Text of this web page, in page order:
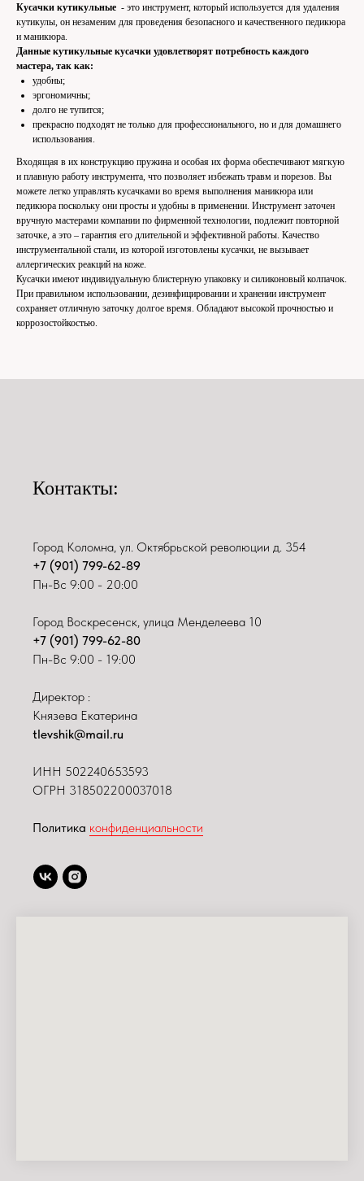
Кусачки кутикульные - это инструмент, который используется для удаления
кутикулы, он незаменим для проведения безопасного и качественного педикюра
и маникюра.
Данные кутикульные кусачки удовлетворят потребность каждого
мастера, так как:
удобны;
эргономичны;
долго не тупится;
прекрасно подходят не только для профессионального, но и для домашнего
использования.
Входящая в их конструкцию пружина и особая их форма обеспечивают мягкую
и плавную работу инструмента, что позволяет избежать травм и порезов. Вы
можете легко управлять кусачками во время выполнения маникюра или
педикюра поскольку они просты и удобны в применении. Инструмент заточен
вручную мастерами компании по фирменной технологии, подлежит повторной
заточке, а это – гарантия его длительной и эффективной работы. Качество
инструментальной стали, из которой изготовлены кусачки, не вызывает
аллергических реакций на коже.
Кусачки имеют индивидуальную блистерную упаковку и силиконовый колпачок.
При правильном использовании, дезинфицировании и хранении инструмент
сохраняет отличную заточку долгое время. Обладают высокой прочностью и
коррозостойкостью.
Контакты:
Город Коломна, ул. Октябрьской революции д. 354
+7 (901) 799-62-89
Пн-Вс 9:00 - 20:00
Город Воскресенск, улица Менделеева 10
+7 (901) 799-62-80
Пн-Вс 9:00 - 19:00
Директор :
Князева Екатерина
tlevshik@mail.ru
ИНН 502240653593
ОГРН 318502200037018
Политика конфиденциальности